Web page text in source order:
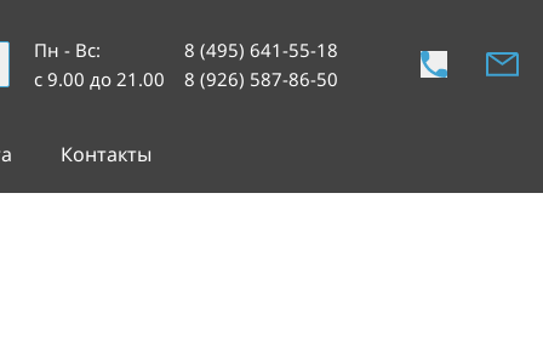
Пн - Вс:
с 9.00 до 21.00
8 (495) 641-55-18
8 (926) 587-86-50
Контакты